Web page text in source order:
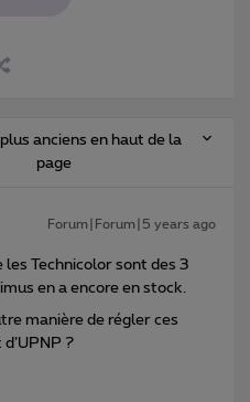
anciens en haut de la
page
Forum|Forum|5 years ago
les Technicolor sont des 3
en a encore en stock.
manière de régler ces
?